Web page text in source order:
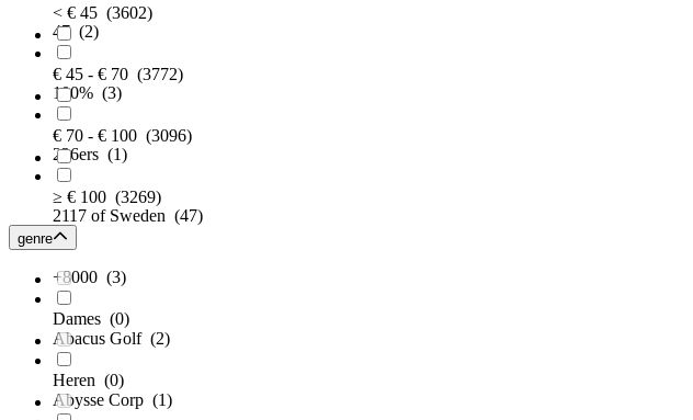
47 (2)
100% (3)
226ers (1)
2117 of Sweden (47)
+8000 (3)
Abacus Golf (2)
Abysse Corp (1)
< € 45 (3602)
€ 45 - € 70 (3772)
€ 70 - € 100 (3096)
≥ € 100 (3269)
genre
Dames (0)
Heren (0)